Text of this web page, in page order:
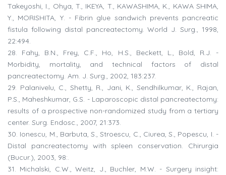
Takeyoshi, I., Ohya, T., IKEYA, T., KAWASHIMA, K., KAWA SHIMA,
Y., MORISHITA, Y. - Fibrin glue sandwich prevents pancreatic
fistula following distal pancreatectomy. World J. Surg., 1998,
22:494.
28. Fahy, B.N., Frey, C.F., Ho, H.S., Beckett, L., Bold, R.J. -
Morbidity, mortality, and technical factors of distal
pancreatectomy. Am. J. Surg., 2002, 183:237.
29. Palanivelu, C., Shetty, R., Jani, K., Sendhilkumar, K., Rajan,
P.S., Maheshkumar, G.S. - Laparoscopic distal pancreatectomy:
results of a prospective non-randomized study from a tertiary
center. Surg. Endosc., 2007, 21:373.
30. Ionescu, M., Barbuta, S., Stroescu, C., Ciurea, S., Popescu, I. -
Distal pancreatectomy with spleen conservation. Chirurgia
(Bucur.), 2003, 98:.
31. Michalski, C.W., Weitz, J., Buchler, M.W. - Surgery insight: